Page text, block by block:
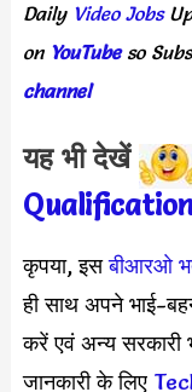
Daily Video Jobs
on YouTubeso
channel
यह भी देखें
कृपया, इसबीआरओ
ही साथ अपने भाई-
करें एवं अन्य सरकारी
जानकारी के लिए